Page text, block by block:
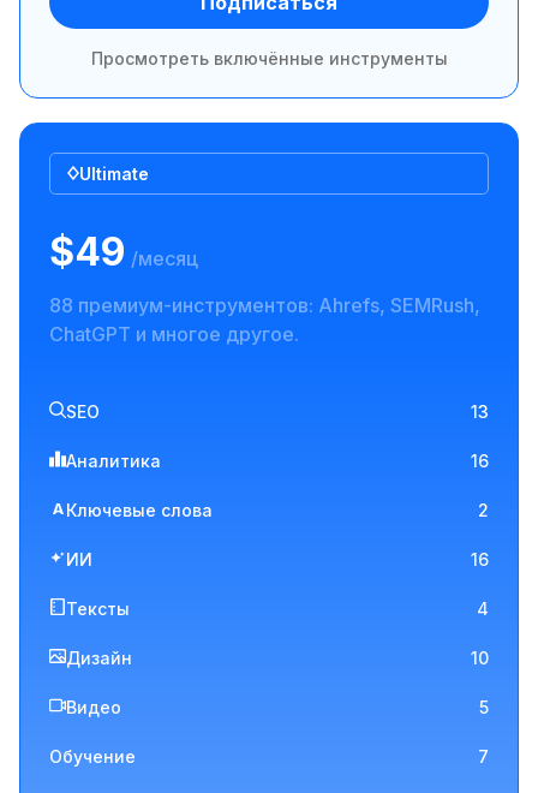
Просмотреть включённые инструменты
Ultimate
$49 /месяц
88 премиум-инструментов: Ahrefs, SEMRush,
ChatGPT и многое другое.
SEO 13
Аналитика 16
A Ключевые слова 2
ИИ 16
Тексты 4
Дизайн 10
Видео 5
Обучение 7